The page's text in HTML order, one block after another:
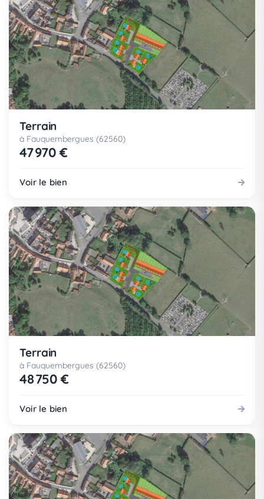
Terrain
à Fauquembergues (62560)
47 970 €
Voir le bien
Terrain
à Fauquembergues (62560)
48 750 €
Voir le bien